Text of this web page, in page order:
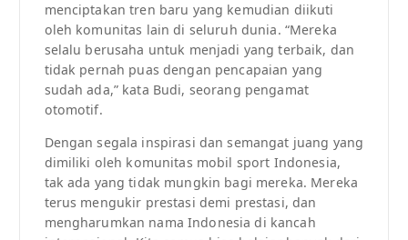
menciptakan tren baru yang kemudian diikuti
oleh komunitas lain di seluruh dunia. “Mereka
selalu berusaha untuk menjadi yang terbaik, dan
tidak pernah puas dengan pencapaian yang
sudah ada,” kata Budi, seorang pengamat
otomotif.
Dengan segala inspirasi dan semangat juang yang
dimiliki oleh komunitas mobil sport Indonesia,
tak ada yang tidak mungkin bagi mereka. Mereka
terus mengukir prestasi demi prestasi, dan
mengharumkan nama Indonesia di kancah